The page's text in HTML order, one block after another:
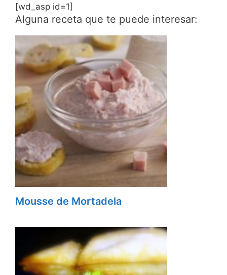
[wd_asp id=1]
Alguna receta que te puede interesar:
Mousse de Mortadela